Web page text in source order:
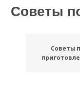
Советы
Советы